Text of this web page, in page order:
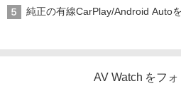
純正の有線CarPlay/Android Auto
AV Watch をフ